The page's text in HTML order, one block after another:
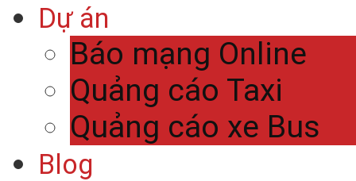
Dự án
Báo mạng Online
Quảng cáo Taxi
Quảng cáo xe Bus
Blog